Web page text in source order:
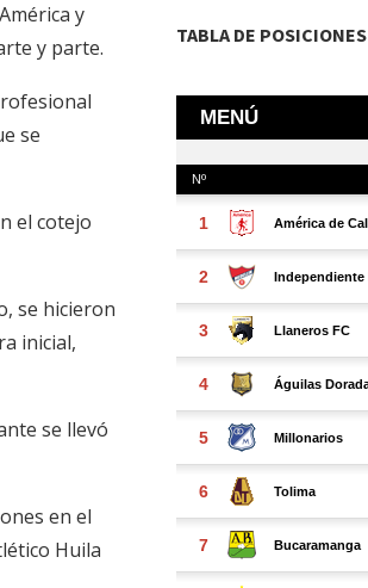
y
y parte.
se
el cotejo
se hicieron
inicial,
se llevó
en el
Huila
TABLA DE POSICIONES